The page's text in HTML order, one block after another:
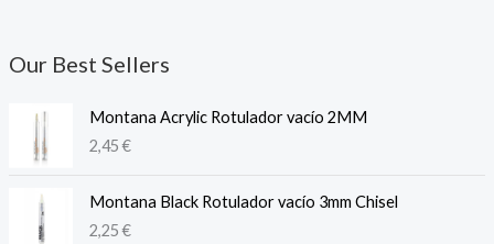
Our Best Sellers
Montana Acrylic Rotulador vacío 2MM
2,45€
Montana Black Rotulador vacío 3mm Chisel
2,25€